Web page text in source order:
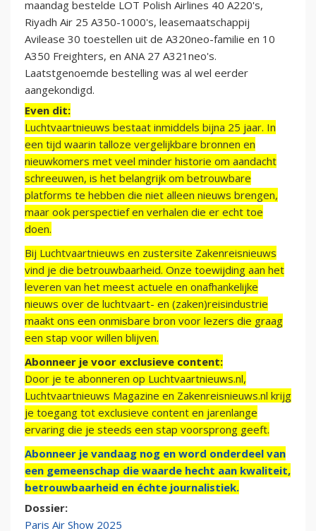
maandag bestelde LOT Polish Airlines 40 A220's,
Riyadh Air 25 A350-1000's, leasemaatschappij
Avilease 30 toestellen uit de A320neo-familie en 10
A350 Freighters, en ANA 27 A321neo's.
Laatstgenoemde bestelling was al wel eerder
aangekondigd.
Even dit:
Luchtvaartnieuws bestaat inmiddels bijna 25 jaar. In
een tijd waarin talloze vergelijkbare bronnen en
nieuwkomers met veel minder historie om aandacht
schreeuwen, is het belangrijk om betrouwbare
platforms te hebben die niet alleen nieuws brengen,
maar ook perspectief en verhalen die er echt toe
doen.
Bij Luchtvaartnieuws en zustersite Zakenreisnieuws
vind je die betrouwbaarheid. Onze toewijding aan het
leveren van het meest actuele en onafhankelijke
nieuws over de luchtvaart- en (zaken)reisindustrie
maakt ons een onmisbare bron voor lezers die graag
een stap voor willen blijven.
Abonneer je voor exclusieve content:
Door je te abonneren op Luchtvaartnieuws.nl,
Luchtvaartnieuws Magazine en Zakenreisnieuws.nl krijg
je toegang tot exclusieve content en jarenlange
ervaring die je steeds een stap voorsprong geeft.
Abonneer je vandaag nog en word onderdeel van
een gemeenschap die waarde hecht aan kwaliteit,
betrouwbaarheid en échte journalistiek.
Dossier:
Paris Air Show 2025